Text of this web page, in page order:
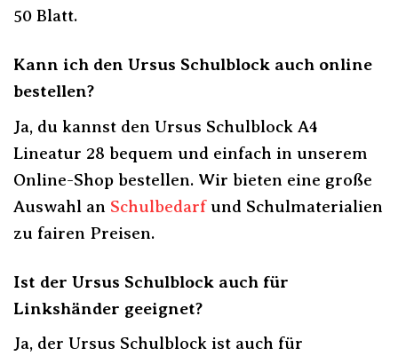
50 Blatt.
Kann ich den Ursus Schulblock auch online
bestellen?
Ja, du kannst den Ursus Schulblock A4
Lineatur 28 bequem und einfach in unserem
Online-Shop bestellen. Wir bieten eine große
Auswahl an Schulbedarfund Schulmaterialien
zu fairen Preisen.
Ist der Ursus Schulblock auch für
Linkshänder geeignet?
Ja, der Ursus Schulblock ist auch für